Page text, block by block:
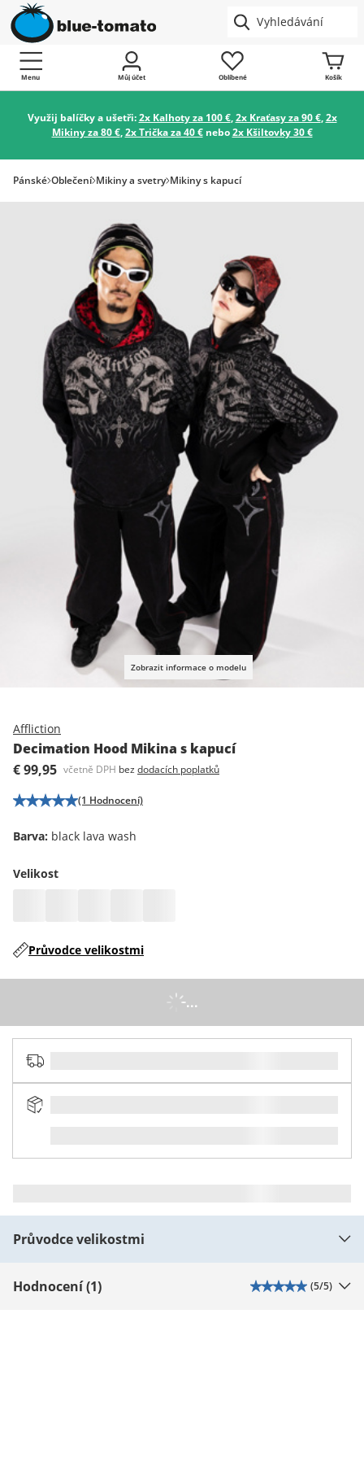
Menu Můj účet Oblíbené Košík
Využij balíčky a ušetři:2x Kalhoty za 100 €,2x Kraťasy za 90 €,2x
Mikiny za 80 €,2x Trička za 40 €nebo2x Kšiltovky 30 €
Pánské Oblečení Mikiny a svetry Mikiny s kapucí
Zobrazit informace o modelu
Affliction
Decimation Hood Mikina s kapucí
€ 99,95 včetně DPH bez dodacích poplatků
(1 Hodnocení)
Barva: black lava wash
Velikost
Průvodce velikostmi
...
Průvodce velikostmi
Hodnocení (1) (5/5)